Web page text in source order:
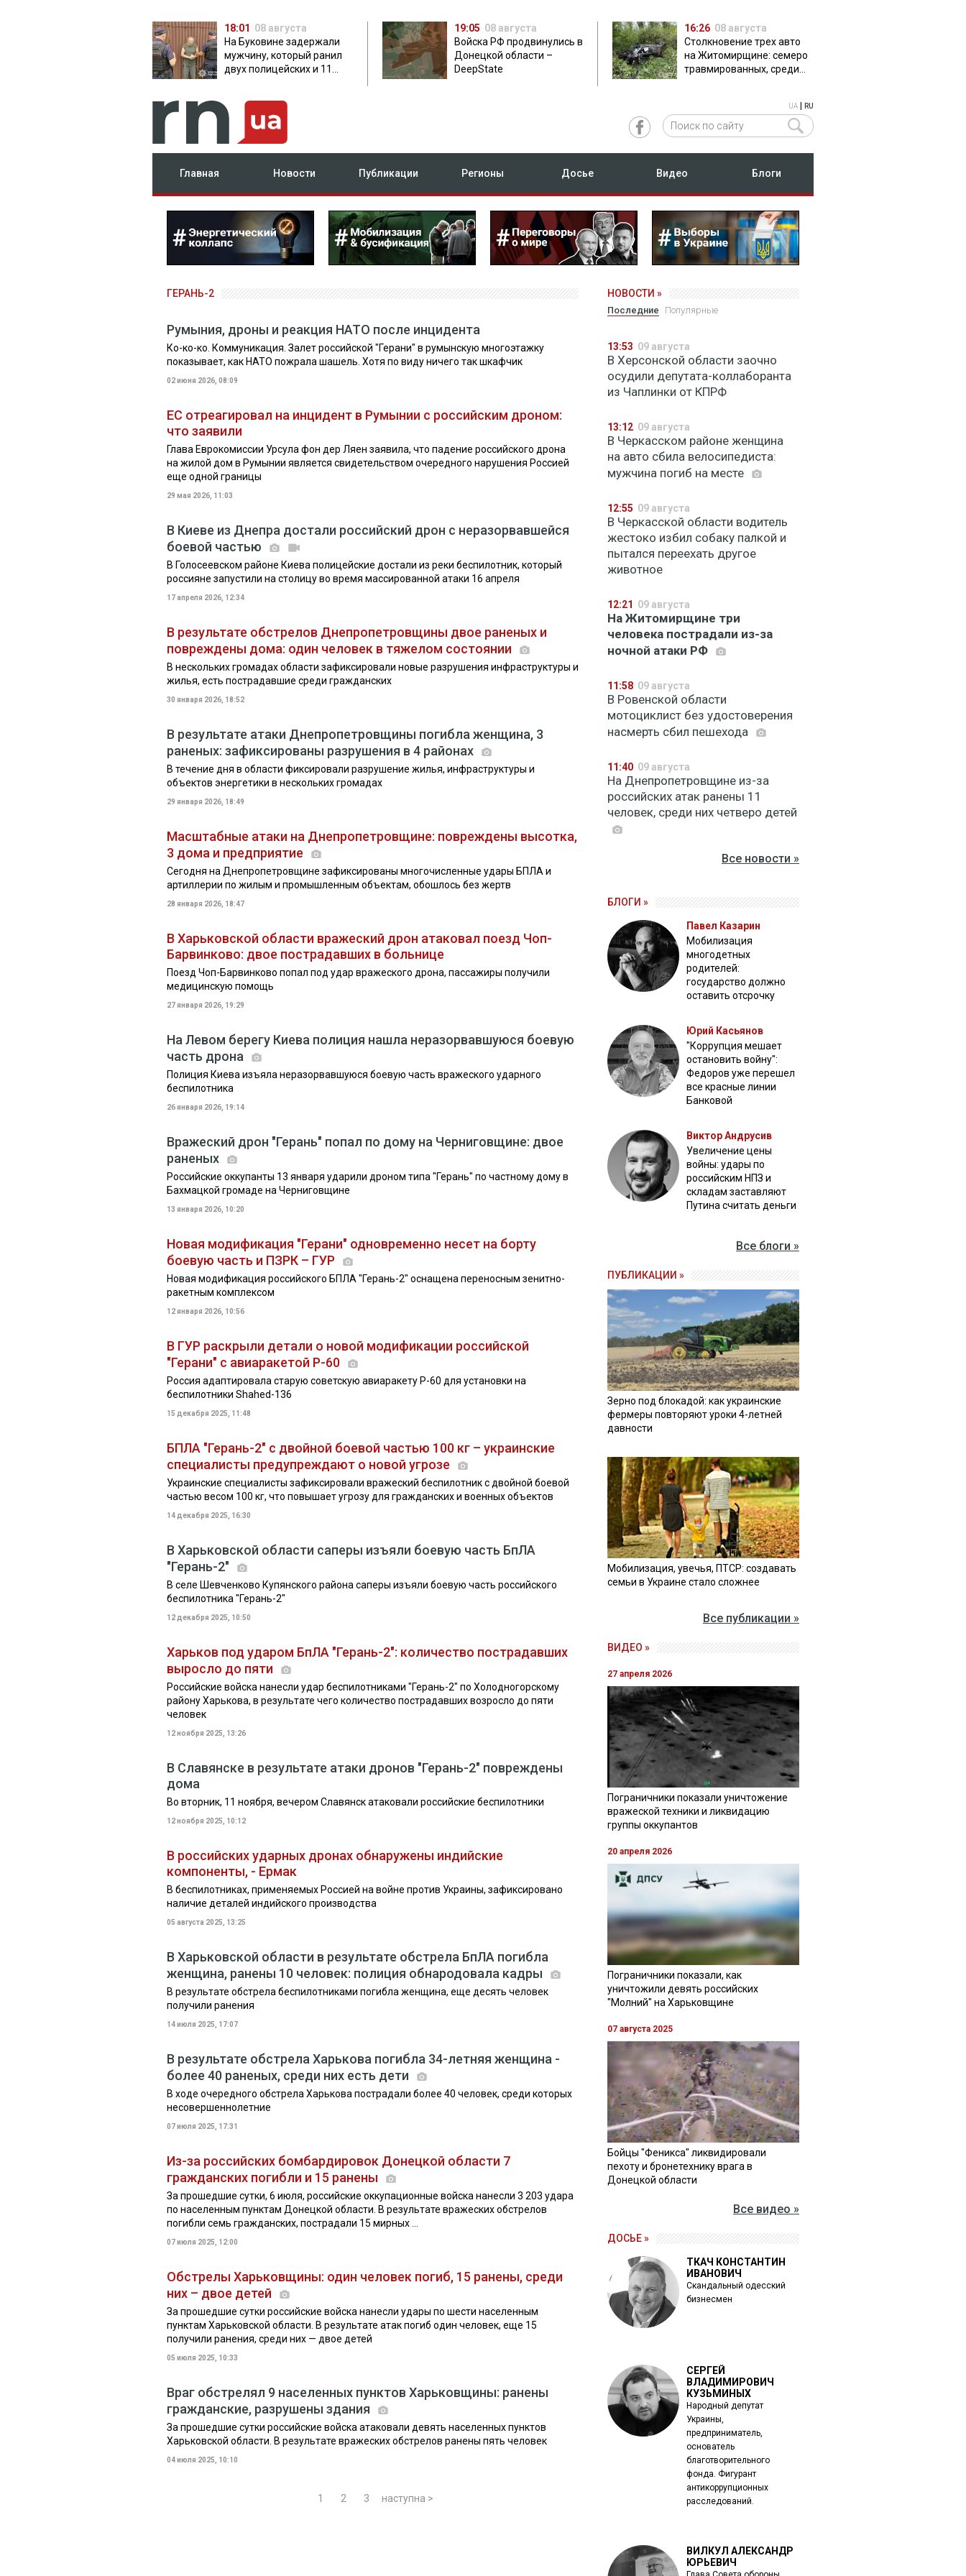
18:01 08 августа
На Буковине задержали
мужчину, который ранил
двух полицейских и 11
19:05 08 августа
Войска РФ продвинулись в
Донецкой области –
DeepState
16:26 08 августа
Столкновение трех авто
на Житомирщине: семеро
травмированных, среди
UA RU
Главная Новости Публикации Регионы Досье Видео Блоги
ГЕРАНЬ-2
Румыния, дроны и реакция НАТО после инцидента
Ко-ко-ко. Коммуникация. Залет российской "Герани" в румынскую многоэтажку
показывает, как НАТО пожрала шашель. Хотя по виду ничего так шкафчик
02 июня 2026, 08:09
ЕС отреагировал на инцидент в Румынии с российским дроном:
что заявили
Глава Еврокомиссии Урсула фон дер Ляен заявила, что падение российского дрона
на жилой дом в Румынии является свидетельством очередного нарушения Россией
еще одной границы
29 мая 2026, 11:03
В Киеве из Днепра достали российский дрон с неразорвавшейся
боевой частью
В Голосеевском районе Киева полицейские достали из реки беспилотник, который
россияне запустили на столицу во время массированной атаки 16 апреля
17 апреля 2026, 12:34
В результате обстрелов Днепропетровщины двое раненых и
повреждены дома: один человек в тяжелом состоянии
В нескольких громадах области зафиксировали новые разрушения инфраструктуры и
жилья, есть пострадавшие среди гражданских
30 января 2026, 18:52
В результате атаки Днепропетровщины погибла женщина, 3
раненых: зафиксированы разрушения в 4 районах
В течение дня в области фиксировали разрушение жилья, инфраструктуры и
объектов энергетики в нескольких громадах
29 января 2026, 18:49
Масштабные атаки на Днепропетровщине: повреждены высотка,
3 дома и предприятие
Сегодня на Днепропетровщине зафиксированы многочисленные удары БПЛА и
артиллерии по жилым и промышленным объектам, обошлось без жертв
28 января 2026, 18:47
В Харьковской области вражеский дрон атаковал поезд Чоп-
Барвинково: двое пострадавших в больнице
Поезд Чоп-Барвинково попал под удар вражеского дрона, пассажиры получили
медицинскую помощь
27 января 2026, 19:29
На Левом берегу Киева полиция нашла неразорвавшуюся боевую
часть дрона
Полиция Киева изъяла неразорвавшуюся боевую часть вражеского ударного
беспилотника
26 января 2026, 19:14
Вражеский дрон "Герань" попал по дому на Черниговщине: двое
раненых
Российские оккупанты 13 января ударили дроном типа "Герань" по частному дому в
Бахмацкой громаде на Черниговщине
13 января 2026, 10:20
Новая модификация "Герани" одновременно несет на борту
боевую часть и ПЗРК – ГУР
Новая модификация российского БПЛА "Герань-2" оснащена переносным зенитно-
ракетным комплексом
12 января 2026, 10:56
В ГУР раскрыли детали о новой модификации российской
"Герани" с авиаракетой Р-60
Россия адаптировала старую советскую авиаракету Р-60 для установки на
беспилотники Shahed-136
15 декабря 2025, 11:48
БПЛА "Герань-2" с двойной боевой частью 100 кг – украинские
специалисты предупреждают о новой угрозе
Украинские специалисты зафиксировали вражеский беспилотник с двойной боевой
частью весом 100 кг, что повышает угрозу для гражданских и военных объектов
14 декабря 2025, 16:30
В Харьковской области саперы изъяли боевую часть БпЛА
"Герань-2"
В селе Шевченково Купянского района саперы изъяли боевую часть российского
беспилотника "Герань-2"
12 декабря 2025, 10:50
Харьков под ударом БпЛА "Герань-2": количество пострадавших
выросло до пяти
Российские войска нанесли удар беспилотниками "Герань-2" по Холодногорскому
району Харькова, в результате чего количество пострадавших возросло до пяти
человек
12 ноября 2025, 13:26
В Славянске в результате атаки дронов "Герань-2" повреждены
дома
Во вторник, 11 ноября, вечером Славянск атаковали российские беспилотники
12 ноября 2025, 10:12
В российских ударных дронах обнаружены индийские
компоненты, - Ермак
В беспилотниках, применяемых Россией на войне против Украины, зафиксировано
наличие деталей индийского производства
05 августа 2025, 13:25
В Харьковской области в результате обстрела БпЛА погибла
женщина, ранены 10 человек: полиция обнародовала кадры
В результате обстрела беспилотниками погибла женщина, еще десять человек
получили ранения
14 июля 2025, 17:07
В результате обстрела Харькова погибла 34-летняя женщина -
более 40 раненых, среди них есть дети
В ходе очередного обстрела Харькова пострадали более 40 человек, среди которых
несовершеннолетние
07 июля 2025, 17:31
Из-за российских бомбардировок Донецкой области 7
гражданских погибли и 15 ранены
За прошедшие сутки, 6 июля, российские оккупационные войска нанесли 3 203 удара
по населенным пунктам Донецкой области. В результате вражеских обстрелов
погибли семь гражданских, пострадали 15 мирных ...
07 июля 2025, 12:00
Обстрелы Харьковщины: один человек погиб, 15 ранены, среди
них – двое детей
За прошедшие сутки российские войска нанесли удары по шести населенным
пунктам Харьковской области. В результате атак погиб один человек, еще 15
получили ранения, среди них — двое детей
05 июля 2025, 10:33
Враг обстрелял 9 населенных пунктов Харьковщины: ранены
гражданские, разрушены здания
За прошедшие сутки российские войска атаковали девять населенных пунктов
Харьковской области. В результате вражеских обстрелов ранены пять человек
04 июля 2025, 10:10
1 2 3 наступна >
НОВОСТИ »
Последние Популярные
13:53 09 августа
В Херсонской области заочно
осудили депутата-коллаборанта
из Чаплинки от КПРФ
13:12 09 августа
В Черкасском районе женщина
на авто сбила велосипедиста:
мужчина погиб на месте
12:55 09 августа
В Черкасской области водитель
жестоко избил собаку палкой и
пытался переехать другое
животное
12:21 09 августа
На Житомирщине три
человека пострадали из-за
ночной атаки РФ
11:58 09 августа
В Ровенской области
мотоциклист без удостоверения
насмерть сбил пешехода
11:40 09 августа
На Днепропетровщине из-за
российских атак ранены 11
человек, среди них четверо детей
Все новости »
БЛОГИ »
Павел Казарин
Мобилизация
многодетных
родителей:
государство должно
оставить отсрочку
Юрий Касьянов
"Коррупция мешает
остановить войну":
Федоров уже перешел
все красные линии
Банковой
Виктор Андрусив
Увеличение цены
войны: удары по
российским НПЗ и
складам заставляют
Путина считать деньги
Все блоги »
ПУБЛИКАЦИИ »
Зерно под блокадой: как украинские
фермеры повторяют уроки 4-летней
давности
Мобилизация, увечья, ПТСР: создавать
семьи в Украине стало сложнее
Все публикации »
ВИДЕО »
27 апреля 2026
Пограничники показали уничтожение
вражеской техники и ликвидацию
группы оккупантов
20 апреля 2026
Пограничники показали, как
уничтожили девять российских
"Молний" на Харьковщине
07 августа 2025
Бойцы "Феникса" ликвидировали
пехоту и бронетехнику врага в
Донецкой области
Все видео »
ДОСЬЕ »
ТКАЧ КОНСТАНТИН
ИВАНОВИЧ
Скандальный одесский
бизнесмен
СЕРГЕЙ
ВЛАДИМИРОВИЧ
КУЗЬМИНЫХ
Народный депутат
Украины,
предприниматель,
основатель
благотворительного
фонда. Фигурант
антикоррупционных
расследований.
ВИЛКУЛ АЛЕКСАНДР
ЮРЬЕВИЧ